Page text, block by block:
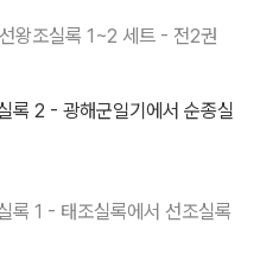
왕조실록 1~2 세트 - 전2권
록 2 - 광해군일기에서 순종실
록 1 - 태조실록에서 선조실록